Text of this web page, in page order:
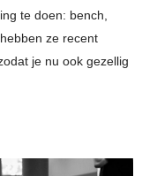
te doen: bench,
ze recent
je nu ook gezellig